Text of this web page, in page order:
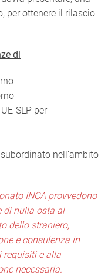
per ottenere il rilascio
di
SLP per
nell’ambito
INCA provvedono
di nulla osta al
dello straniero,
e consulenza in
requisiti e alla
necessaria.